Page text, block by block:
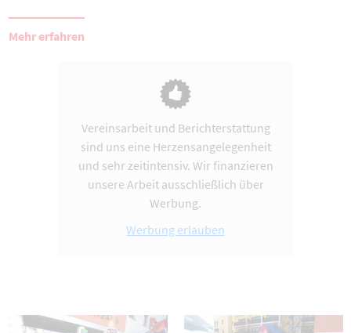
Mehr erfahren
Vereinsarbeit und Berichterstattung
sind uns eine Herzensangelegenheit
und sehr zeitintensiv. Wir finanzieren
unsere Arbeit ausschließlich über
Werbung.
Werbung erlauben